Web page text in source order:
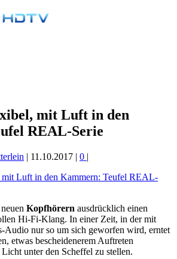
mit Luft in den
REAL-Serie
| 11.10.2017 | 0 |
Kopfhörern ausdrücklich einen
Hi-Fi-Klang. In einer Zeit, in der mit
Audio nur so um sich geworfen wird, erntet
etwas bescheidenerem Auftreten
unter den Scheffel zu stellen.